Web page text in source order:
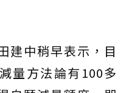
建中稍早表示，目
量方法論有100多